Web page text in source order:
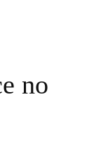
no